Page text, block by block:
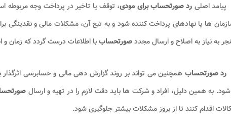
پیامد اصلی رد صورتحساب برای مودی، توقف یا تاخیر در پرداخت وجه مربوطه
ها یا نهادهای پرداخت کننده شود و به تبع آن، مشکلات مالی و نقدینگی
به نیاز به اصلاح و ارسال مجددصورتحساببا اطلاعات درست گردد که زمان و
رد صورتحساب همچنین می تواند بر روند گزارش دهی مالی و حسابرسی
به همین دلیل، افراد و شرکت ها باید دقت لازم را در تهیه و ارسال
اقدام کنند تا از بروز مشکلات بیشتر جلوگیری شود.